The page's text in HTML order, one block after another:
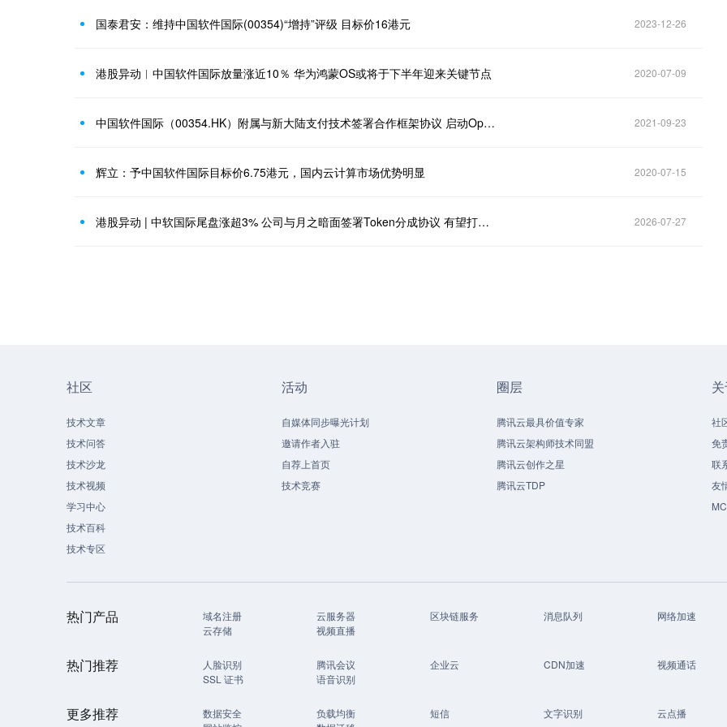
国泰君安：维持中国软件国际(00354)“增持”评级 目标价16港元 2023-12-26
港股异动︱中国软件国际放量涨近10％ 华为鸿蒙OS或将于下半年迎来关键节点 2020-07-09
中国软件国际（00354.HK）附属与新大陆支付技术签署合作框架协议 启动OpenHarmony于金融智能终端领域的操作系统开发 2021-09-23
辉立：予中国软件国际目标价6.75港元，国内云计算市场优势明显 2020-07-15
港股异动 | 中软国际尾盘涨超3% 公司与月之暗面签署Token分成协议 有望打开AI商业化空间 2026-07-27
社区
技术文章
技术问答
技术沙龙
技术视频
学习中心
技术百科
技术专区
活动
自媒体同步曝光计划
邀请作者入驻
自荐上首页
技术竞赛
圈层
腾讯云最具价值专家
腾讯云架构师技术同盟
腾讯云创作之星
腾讯云TDP
社
免
联
友
热门产品 域名注册 云服务器 区块链服务 消息队列
网络加速
云存储
视频直播
热门推荐 人脸识别 腾讯会议 企业云 CDN加速
视频通话
SSL 证书
语音识别
更多推荐 数据安全 负载均衡 短信 文字识别
云点播